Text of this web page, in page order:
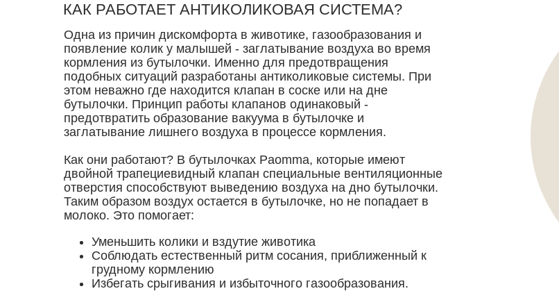
КАК РАБОТАЕТ АНТИКОЛИКОВАЯ СИСТЕМА?
Одна из причин дискомфорта в животике, газообразования и
появление колик у малышей - заглатывание воздуха во время
кормления из бутылочки. Именно для предотвращения
подобных ситуаций разработаны антиколиковые системы. При
этом неважно где находится клапан в соске или на дне
бутылочки. Принцип работы клапанов одинаковый -
предотвратить образование вакуума в бутылочке и
заглатывание лишнего воздуха в процессе кормления.
Как они работают? В бутылочках Paomma, которые имеют
двойной трапециевидный клапан специальные вентиляционные
отверстия способствуют выведению воздуха на дно бутылочки.
Таким образом воздух остается в бутылочке, но не попадает в
молоко. Это помогает:
Уменьшить колики и вздутие животика
Соблюдать естественный ритм сосания, приближенный к
грудному кормлению
Избегать срыгивания и избыточного газообразования.